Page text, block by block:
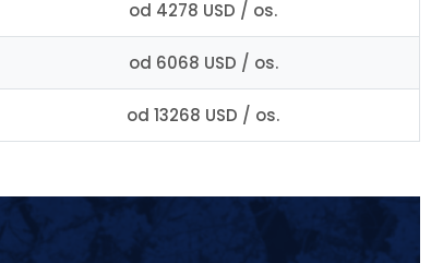
od 4278 USD / os.
od 6068 USD / os.
od 13268 USD / os.